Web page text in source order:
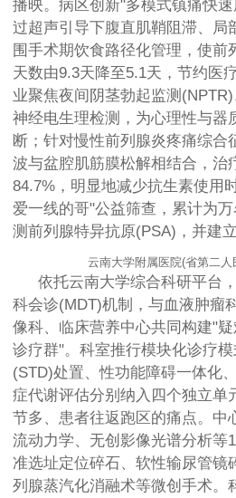
播映。病区创新"多模式镇痛快
过超声引导下腹直肌鞘阻滞、局
围手术期饮食路径化管理，使前
天数由9.3天降至5.1天，节约医
业聚焦夜间阴茎勃起监测
神经电生理检测，为心理性与器
断；针对慢性前列腺炎疼痛综合
波与盆腔肌筋膜松解相结合，治
84.7%，明显地减少抗生素使用
爱一线的哥"公益筛查，累计为
测前列腺特异抗原(PSA)，并建
云南大学附属医院(省第二人
依托云南大学综合科研平台
科会诊(MDT)机制，与血液肿瘤
像科、临床营养中心共同构建"
诊疗群"。科室推行模块化诊疗
(STD)处置、性功能障碍一体化
症代谢评估分别纳入四个独立单
节多、患者往返跑区的痛点。中
流动力学、无创影像光谱分析等
准选址定位碎石、软性输尿管镜
列腺蒸汽化消融术等微创手术。